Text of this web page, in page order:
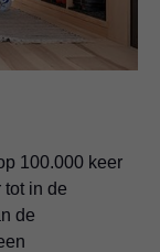
100.000 keer
in de
de